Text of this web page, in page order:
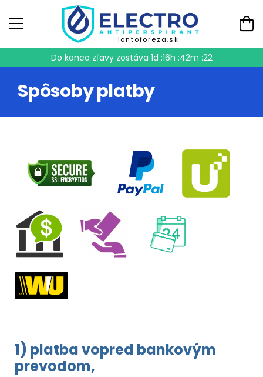
iontoforeza.sk
Do konca zľavy zostáva 1d :16h :42m :22
Spôsoby platby
1) platba vopred bankovým
prevodom,